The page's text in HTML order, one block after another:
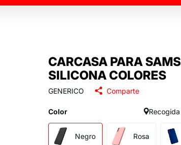
CARCASA PARA
SILICONA COLORES
GENERICO Comparte
Color
Negro Rosa